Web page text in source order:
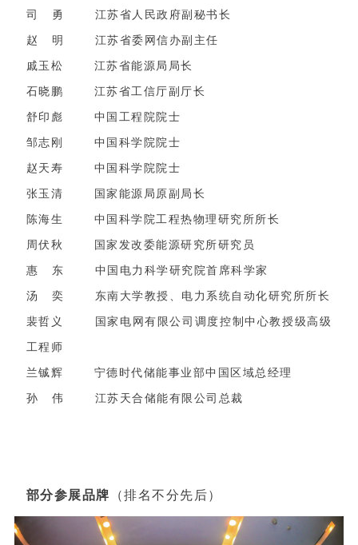
司 勇 江苏省人民政府副秘书长
赵 明 江苏省委网信办副主任
戚玉松 江苏省能源局局长
石晓鹏 江苏省工信厅副厅长
舒印彪 中国工程院院士
邹志刚 中国科学院院士
赵天寿 中国科学院院士
张玉清 国家能源局原副局长
陈海生 中国科学院工程热物理研究所所长
周伏秋 国家发改委能源研究所研究员
惠 东 中国电力科学研究院首席科学家
汤 奕 东南大学教授、电力系统自动化研究所所长
裴哲义 国家电网有限公司调度控制中心教授级高级
工程师
兰铖辉 宁德时代储能事业部中国区域总经理
孙 伟 江苏天合储能有限公司总裁
部分参展品牌 （排名不分先后）